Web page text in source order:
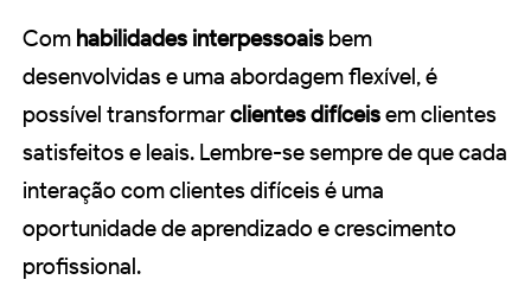
Com habilidades interpessoais bem
desenvolvidas e uma abordagem flexível, é
possível transformarclientes difíceisem clientes
satisfeitos e leais. Lembre-se sempre de que cada
interação com clientes difíceis é uma
oportunidade de aprendizado e crescimento
profissional.